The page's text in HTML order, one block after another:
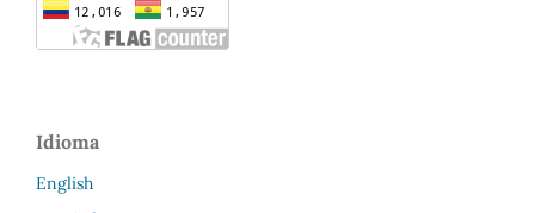
Idioma
English